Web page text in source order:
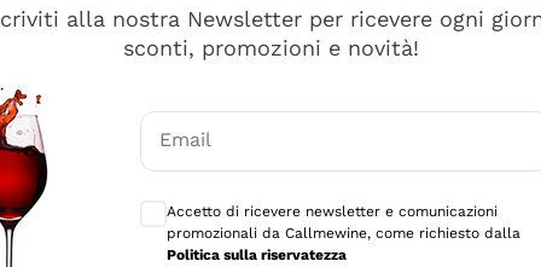
diversi e con un ampio range di prezzo. Le
alla nostra Newsletter per ricevere ogni
sconti, promozioni e novità!
Email
Accetto di ricevere newsletter e comunicazioni
promozionali da Callmewine, come richiesto dalla
Politica sulla riservatezza